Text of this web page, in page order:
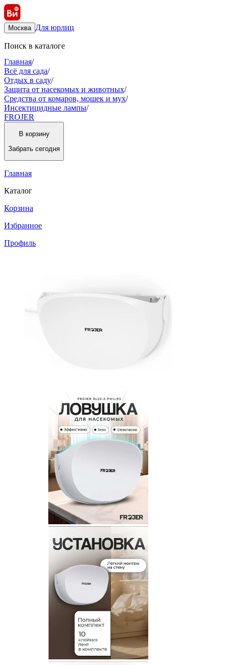
Москва Для юрлиц
Поиск в каталоге
Главная/
Всё для сада/
Отдых в саду/
Защита от насекомых и животных/
Средства от комаров, мошек и мух/
Инсектицидные лампы/
FROJER
В корзину
Забрать сегодня
Главная
Каталог
Корзина
Избранное
Профиль